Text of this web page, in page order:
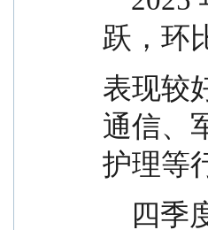
跃，环
表现较
通信、
护理等